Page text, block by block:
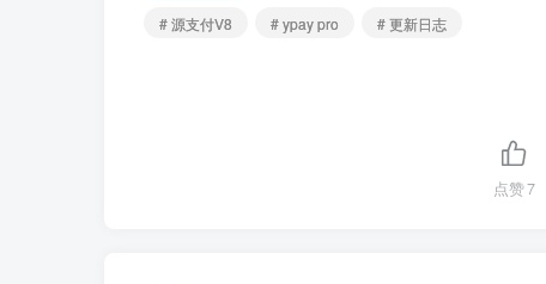
# 源支付V8
# ypay pro # 更新日志
点赞7